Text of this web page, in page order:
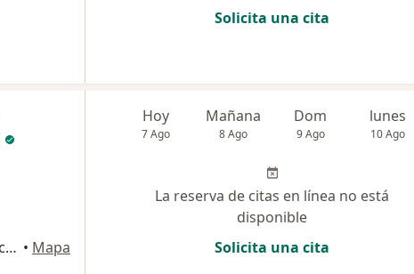
Solicita una cita
Calle coronel bustios Nro. 465 y 46, Tacna • Mapa
Hoy
7 Ago
Mañana
8 Ago
Dom
9 Ago
lunes
10 Ago
La reserva de citas en línea no está
disponible
Solicita una cita